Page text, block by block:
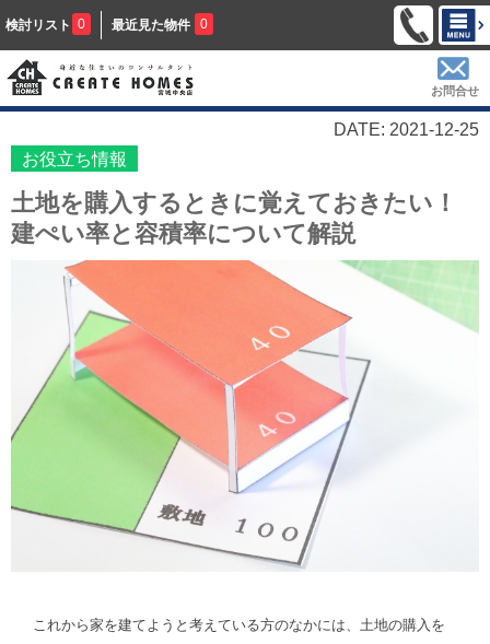
検討リスト 0 最近見た物件 0
お問合せ
DATE: 2021-12-25
お役立ち情報
土地を購入するときに覚えておきたい！
建ぺい率と容積率について解説
これから家を建てようと考えている方のなかには、土地の購入を